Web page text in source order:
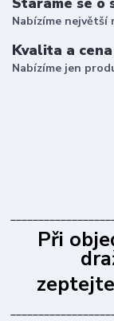
Nabízíme
Kvalita a cena
Nabízíme jen
Při